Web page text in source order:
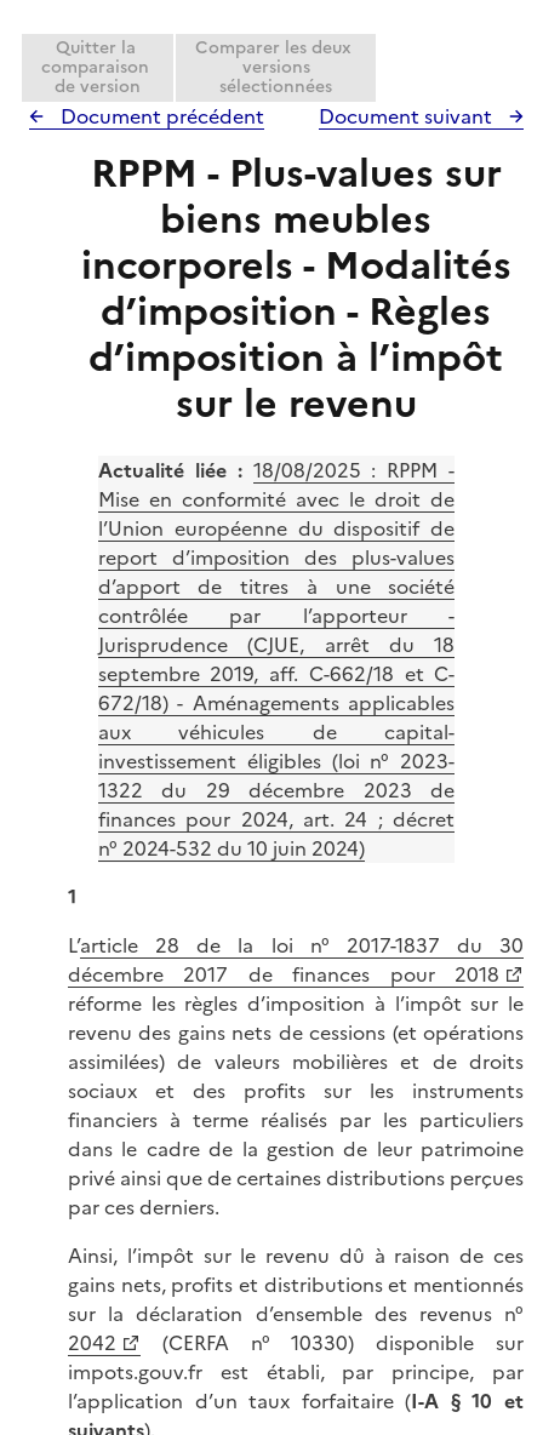
Quitter la
comparaison
de version
Comparer les deux
versions
sélectionnées
Document précédent Document suivant
RPPM - Plus-values sur
biens meubles
incorporels - Modalités
d’imposition - Règles
d’imposition à l’impôt
sur le revenu
Actualité liée : 18/08/2025 : RPPM -
Mise en conformité avec le droit de
l’Union européenne du dispositif de
report d’imposition des plus-values
d’apport de titres à une société
contrôlée par l’apporteur -
Jurisprudence (CJUE, arrêt du 18
septembre 2019, aff. C-662/18 et C-
672/18) - Aménagements applicables
aux véhicules de capital-
investissement éligibles (loi n° 2023-
1322 du 29 décembre 2023 de
finances pour 2024, art. 24 ; décret
n° 2024-532 du 10 juin 2024)
1
L’article 28 de la loi n° 2017-1837 du 30
décembre 2017 de finances pour 2018
réforme les règles d’imposition à l’impôt sur le
revenu des gains nets de cessions (et opérations
assimilées) de valeurs mobilières et de droits
sociaux et des profits sur les instruments
financiers à terme réalisés par les particuliers
dans le cadre de la gestion de leur patrimoine
privé ainsi que de certaines distributions perçues
par ces derniers.
Ainsi, l’impôt sur le revenu dû à raison de ces
gains nets, profits et distributions et mentionnés
sur la déclaration d’ensemble des revenus n°
2042
(CERFA n° 10330) disponible sur
impots.gouv.fr est établi, par principe, par
l’application d’un taux forfaitaire (I-A § 10 et